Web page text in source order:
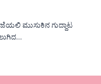
ಮುಸುಕಿನ ಗುದ್ದಾಟ